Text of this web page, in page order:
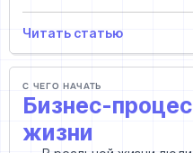
Читать статью
С ЧЕГО НАЧАТЬ
Бизнес-
жизни